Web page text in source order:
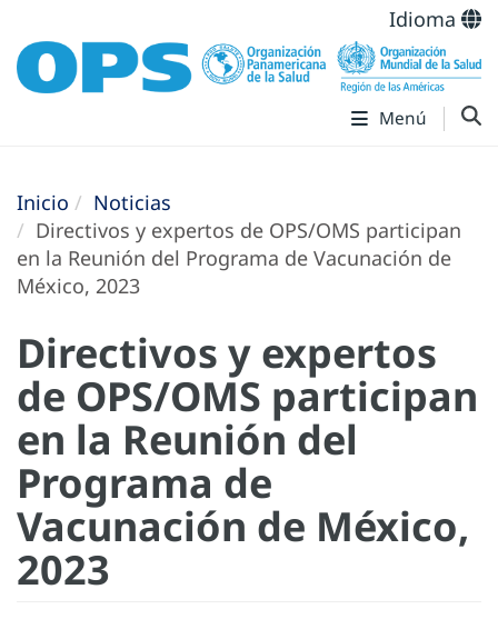
Idioma
Menú
Inicio
Noticias
Directivos y expertos de OPS/OMS participan
en la Reunión del Programa de Vacunación de
México, 2023
Directivos y expertos
de OPS/OMS participan
en la Reunión del
Programa de
Vacunación de México,
2023